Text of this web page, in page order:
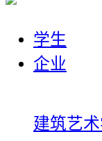
学生
企业
建筑艺